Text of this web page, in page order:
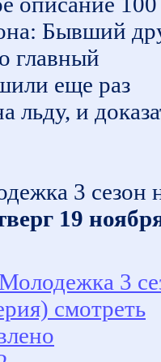
Бывший
главный
еще раз
льду, и
3 сезон
19
3
смотреть